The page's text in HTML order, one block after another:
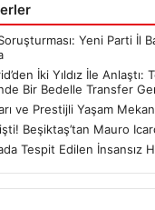
Yeni Parti İl
İki Yıldız İle Anlaştı:
Bir Bedelle Transfer
ve Prestijli Yaşam
Beşiktaş’tan Mauro
Tespit Edilen İnsansız